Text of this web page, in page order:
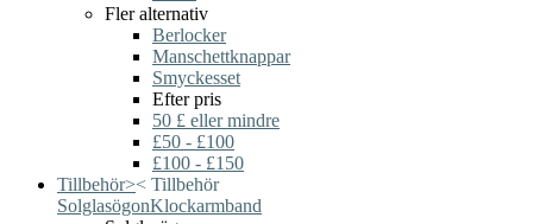
Fler alternativ
Berlocker
Manschettknappar
Smyckesset
Efter pris
50 £ eller mindre
£50 - £100
£100 - £150
Tillbehör>< Tillbehör
SolglasögonKlockarmband